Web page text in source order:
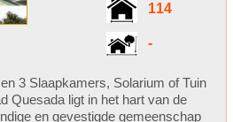
114
-
3 Slaapkamers, Solarium of Tuin
Quesada ligt in het hart van de
en gevestigde gemeenschap